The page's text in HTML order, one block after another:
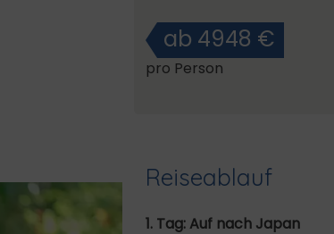
ab 4948 €
pro Person
Reiseablauf
1. Tag: Auf nach Japan